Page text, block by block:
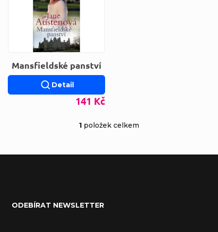
Mansfieldské panství
141 Kč
Detail
1 položek celkem
ODEBÍRAT NEWSLETTER